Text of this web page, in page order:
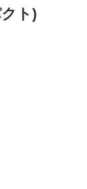
ト)